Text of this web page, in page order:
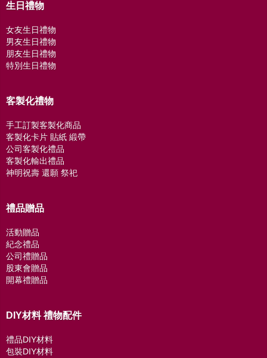
生日禮物
女友生日禮物
男友生日禮物
朋友生日禮物
特別生日禮物
客製化禮物
手工訂製客製化商品
客製化卡片 貼紙 緞帶
公司客製化禮品
客製化輸出禮品
神明祝壽 還願 祭祀
禮品贈品
活動贈品
紀念禮品
公司禮贈品
股東會贈品
開幕禮贈品
DIY材料 禮物配件
禮品DIY材料
包裝DIY材料